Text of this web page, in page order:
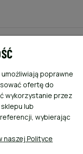
poprawne
ofertę do
wykorzystanie przez
lub
wybierając
naszej Polityce